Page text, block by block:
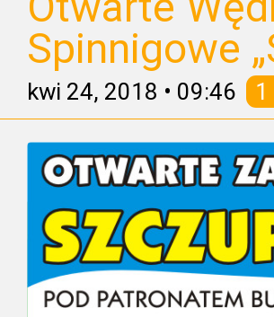
Spinnigowe
kwi 24, 2018 • 09:46